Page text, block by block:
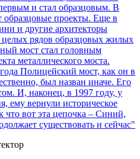
и стал образцовым. В
образцовые проекты. Еще в
и другие архитекторы
целых рядов образцовых жилых
мост стал головным
металлического моста.
Полицейский мост, как он в
был назван иначе. Его
И, наконец, в 1997 году, у
ему вернули историческое
что вот эта цепочка – Синий,
существовать и сейчас"